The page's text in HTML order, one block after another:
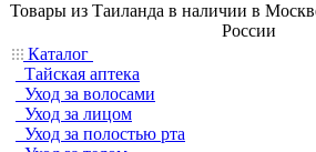
Товары из Таиланда в наличии в
России
Каталог
Тайская аптека
Уход за волосами
Уход за лицом
Уход за полостью рта